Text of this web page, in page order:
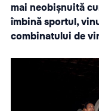
mai neobișnuită
îmbină sportul,
combinatului de